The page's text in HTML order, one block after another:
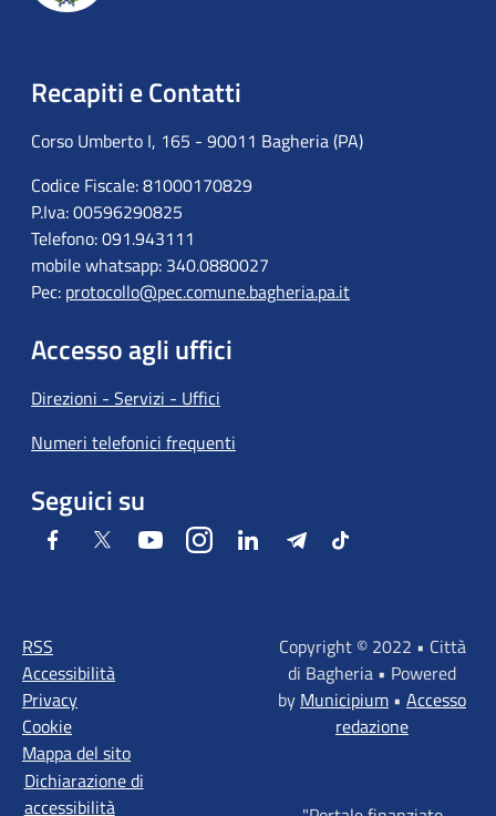
Recapiti e Contatti
Corso Umberto I, 165 - 90011 Bagheria (PA)
Codice Fiscale: 81000170829
P.Iva: 00596290825
Telefono: 091.943111
mobile whatsapp: 340.0880027
Pec: protocollo@pec.comune.bagheria.pa.it
Accesso agli uffici
Direzioni - Servizi - Uffici
Numeri telefonici frequenti
Seguici su
Facebook Twitter YoutubeInstagramLinkedIn TelegramTiktok
RSS
Accessibilità
Privacy
Cookie
Mappa del sito
Dichiarazione di
accessibilità
Copyright © 2022 • Città
di Bagheria • Powered
by Municipium • Accesso
redazione